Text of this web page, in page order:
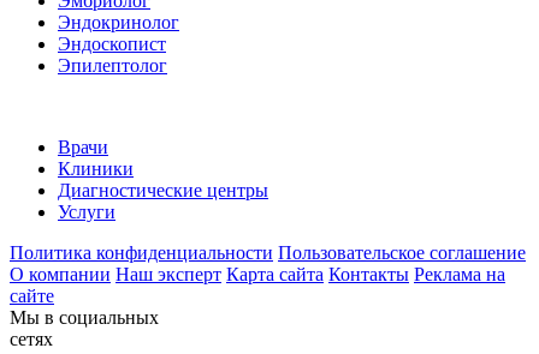
Эндокринолог
Эндоскопист
Эпилептолог
Врачи
Клиники
Диагностические центры
Услуги
Политика конфиденциальности Пользовательское соглашение
О компании Наш эксперт Карта сайта Контакты Реклама на
сайте
Мы в социальных
сетях